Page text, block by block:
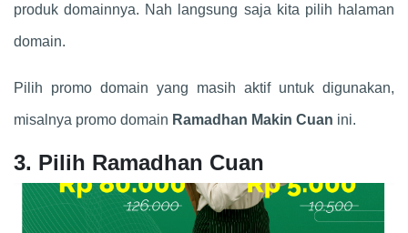
produk domainnya. Nah langsung saja kita pilih halaman
domain.
Pilih promo domain yang masih aktif untuk digunakan,
misalnya promo domain Ramadhan Makin Cuan ini.
3. Pilih Ramadhan Cuan